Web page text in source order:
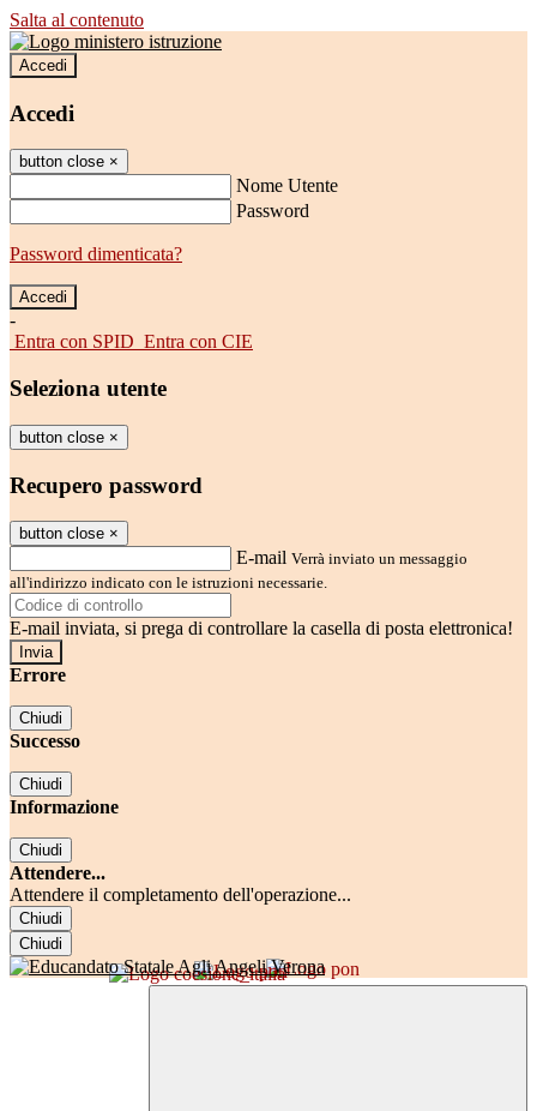
Salta al contenuto
Accedi
Accedi
button close ×
Nome Utente
Password
Password dimenticata?
-
Entra con SPID Entra con CIE
Seleziona utente
button close ×
Recupero password
button close ×
E-mail Verrà inviato un messaggio
all'indirizzo indicato con le istruzioni necessarie.
E-mail inviata, si prega di controllare la casella di posta elettronica!
Errore
Chiudi
Successo
Chiudi
Informazione
Chiudi
Attendere...
Attendere il completamento dell'operazione...
Chiudi
Chiudi